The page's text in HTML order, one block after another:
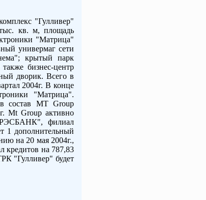
"Гулливер"
кв. м, площадь
"Матрица"
универмаг сети
крытый парк
бизнес-центр
дворик. Всего в
2004г. В конце
"Матрица".
состав MT Group
Mt Group активно
филиал
1 дополнительный
на 20 мая 2004г.,
кредитов на 787,83
"Гулливер" будет